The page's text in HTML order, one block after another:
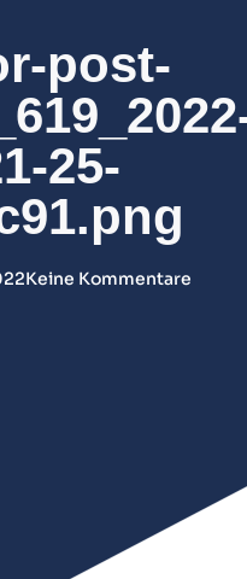
post-
25-
Keine Kommentare